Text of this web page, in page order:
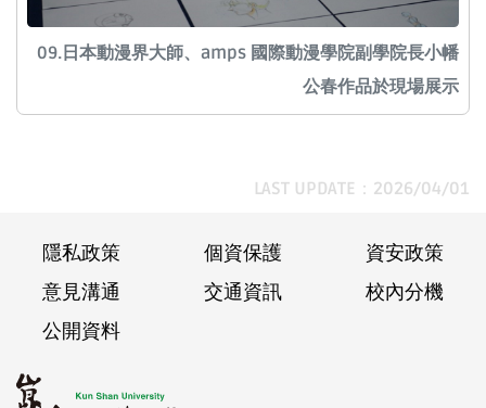
09.日本動漫界大師、amps 國際動漫學院副學院長小幡
公春作品於現場展示
LAST UPDATE：2026/04/01
隱私政策 個資保護
資安政策
意見溝通
交通資訊
校內分機
公開資料